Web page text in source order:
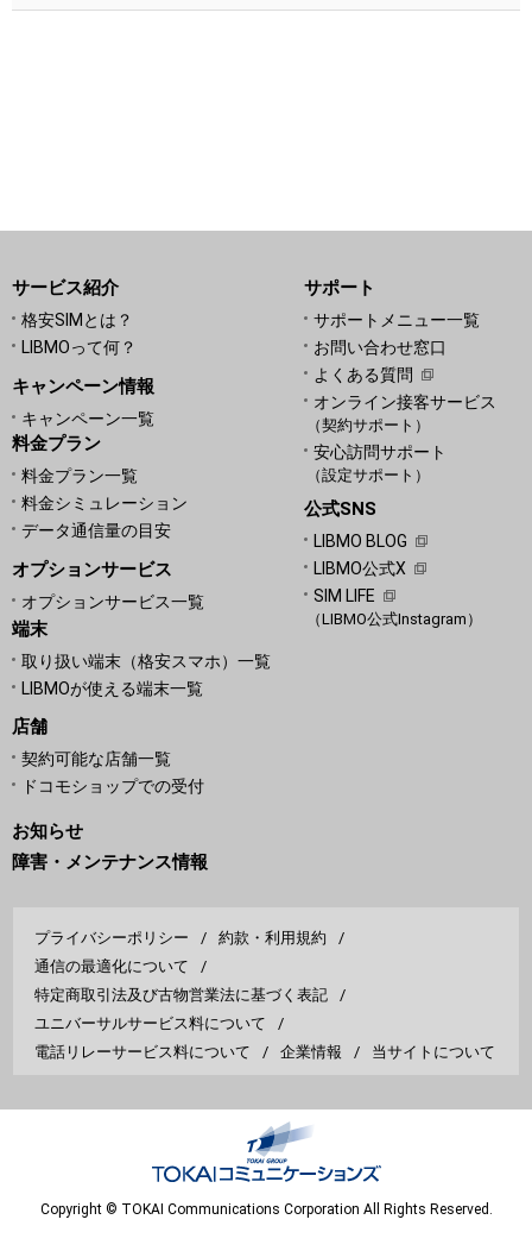
サービス紹介
格安SIMとは？
LIBMOって何？
キャンペーン情報
キャンペーン一覧
料金プラン
料金プラン一覧
料金シミュレーション
データ通信量の目安
オプションサービス
オプションサービス一覧
端末
取り扱い端末（格安スマホ）一覧
LIBMOが使える端末一覧
店舗
契約可能な店舗一覧
ドコモショップでの受付
サポート
サポートメニュー一覧
お問い合わせ窓口
よくある質問
オンライン接客サービス
（契約サポート）
安心訪問サポート
（設定サポート）
公式SNS
LIBMO BLOG
LIBMO公式X
SIM LIFE
（LIBMO公式Instagram）
お知らせ
障害・メンテナンス情報
プライバシーポリシー
約款・利用規約
通信の最適化について
特定商取引法及び古物営業法に基づく表記
ユニバーサルサービス料について
電話リレーサービス料について
企業情報 当サイトについて
Copyright © TOKAI Communications Corporation All Rights Reserved.